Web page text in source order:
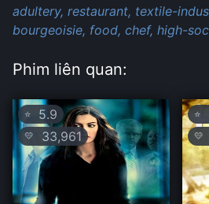
adultery, restaurant, textile-
bourgeoisie, food, chef, high-
Phim liên quan:
⭐ 5.9
💛 33,961
⭐
💛